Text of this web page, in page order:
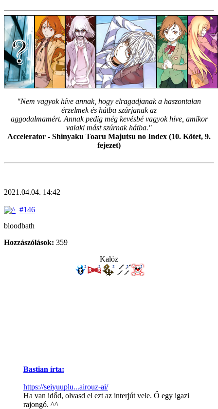
"Nem vagyok híve annak, hogy elragadjanak a haszontalan
érzelmek és hátba szúrjanak az
aggodalmamért. Annak pedig még kevésbé vagyok híve, amikor
valaki mást szúrnak hátba."
Accelerator - Shinyaku Toaru Majutsu no Index (10. Kötet, 9.
fejezet)
2021.04.04. 14:42
#146
bloodbath
Hozzászólások: 359
Kalóz
Bastian írta:
https://seiyuuplu...airouz-ai/
Ha van időd, olvasd el ezt az interjút vele. Ő egy igazi
rajongó. ^^